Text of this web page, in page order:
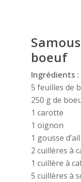
boeuf
Ingrédients :
5 feuilles de
250 g de
1 carotte
1 oignon
1 gousse d’ail
2 cuillères à
1 cuillère à
5 cuillères à